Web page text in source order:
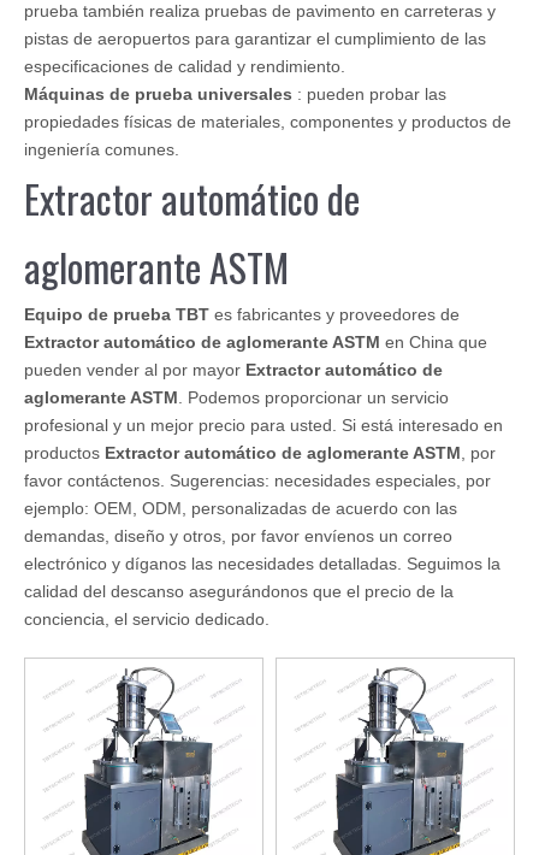
prueba también realiza pruebas de pavimento en carreteras y
pistas de aeropuertos para garantizar el cumplimiento de las
especificaciones de calidad y rendimiento.
Máquinas de prueba universales : pueden probar las
propiedades físicas de materiales, componentes y productos de
ingeniería comunes.
Extractor automático de
aglomerante ASTM
Equipo de prueba TBT es fabricantes y proveedores de
Extractor automático de aglomerante ASTM en China que
pueden vender al por mayor Extractor automático de
aglomerante ASTM . Podemos proporcionar un servicio
profesional y un mejor precio para usted. Si está interesado en
productos Extractor automático de aglomerante ASTM , por
favor contáctenos. Sugerencias: necesidades especiales, por
ejemplo: OEM, ODM, personalizadas de acuerdo con las
demandas, diseño y otros, por favor envíenos un correo
electrónico y díganos las necesidades detalladas. Seguimos la
calidad del descanso asegurándonos que el precio de la
conciencia, el servicio dedicado.